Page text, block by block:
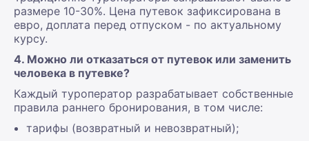
размере 10-30%. Цена путевок зафиксирована в
евро, доплата перед отпуском - по актуальному
курсу.
4. Можно ли отказаться от путевок или заменить
человека в путевке?
Каждый туроператор разрабатывает собственные
правила раннего бронирования, в том числе:
тарифы (возвратный и невозвратный);